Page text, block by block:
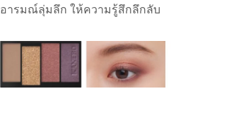
อารมณ์ลุ่มลึก ให้ความรู้สึกลึกลับ